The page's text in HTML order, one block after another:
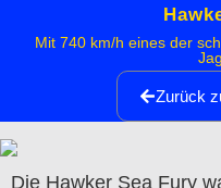
Mit 740 km/h eines der
Zurück
Die Hawker Sea Fury